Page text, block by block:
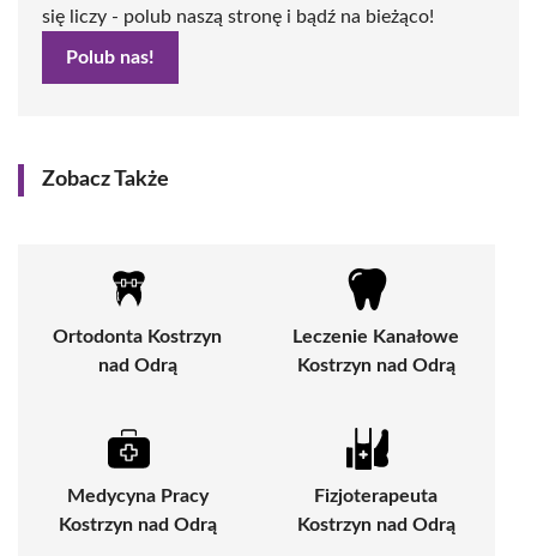
się liczy - polub naszą stronę i bądź na bieżąco!
Polub nas!
Zobacz Także
Ortodonta Kostrzyn
nad Odrą
Leczenie Kanałowe
Kostrzyn nad Odrą
Medycyna Pracy
Kostrzyn nad Odrą
Fizjoterapeuta
Kostrzyn nad Odrą